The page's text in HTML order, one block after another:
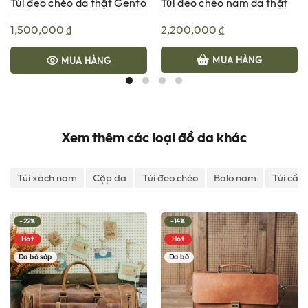
Túi đeo chéo da thật Gento
1,500,000₫
MUA HÀNG
Túi đeo chéo nam da thật
2,200,000₫
MUA HÀNG
Xem thêm các loại đồ da khác
Túi xách nam Cặp da Túi đeo chéo Balo nam Túi
-22%
Hot
Da bò sáp
-14%
Hot
Da bò